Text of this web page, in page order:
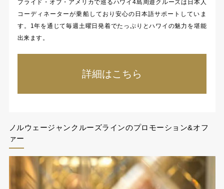
プライド・オブ・アメリカで巡るハワイ4島周遊クルーズは日本人
コーディネーターが乗船しており安心の日本語サポートしていま
す。1年を通じて毎週土曜日発着でたっぷりとハワイの魅力を堪能
出来ます。
詳細はこちら
ノルウェージャンクルーズラインのプロモーション&オフ
ァー